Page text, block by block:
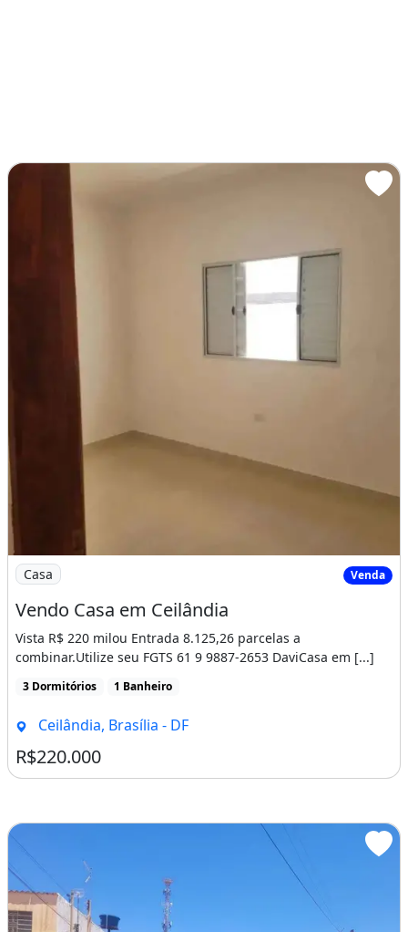
Imagem: Vendo Casa em Ceilândia
Casa Venda
Vendo Casa em Ceilândia
Vista R$ 220 milou Entrada 8.125,26 parcelas a
combinar.Utilize seu FGTS 61 9 9887-2653 DaviCasa em [...]
3 Dormitórios 1 Banheiro
Ceilândia, Brasília - DF
R$220.000